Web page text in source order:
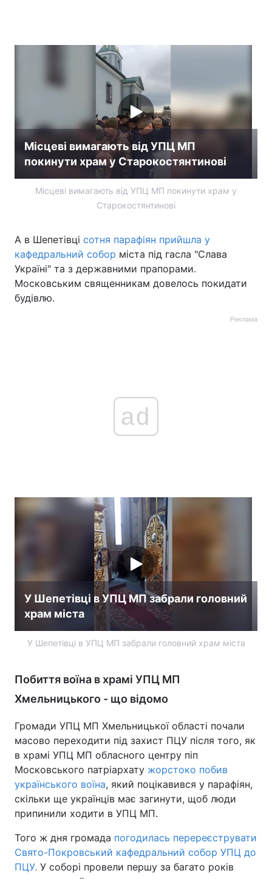
Місцеві вимагають від УПЦ МП
покинути храм у Старокостянтинові
Місцеві вимагають від УПЦ МП покинути храм у
Старокостянтинові
А в Шепетівці сотня парафіян прийшла у
кафедральний собор міста під гасла "Слава
Україні" та з державними прапорами.
Московським священникам довелось покидати
будівлю.
Реклама
ad
У Шепетівці в УПЦ МП забрали головний
храм міста
У Шепетівці в УПЦ МП забрали головний храм міста
Побиття воїна в храмі УПЦ МП
Хмельницького - що відомо
Громади УПЦ МП Хмельницької області почали
масово переходити під захист ПЦУ після того, як
в храмі УПЦ МП обласного центру піп
Московського патріархату жорстоко побив
українського воїна, який поцікавився у парафіян,
скільки ще українців має загинути, щоб люди
припинили ходити в УПЦ МП.
Того ж дня громада погодилась перереєструвати
Свято-Покровський кафедральний собор УПЦ до
ПЦУ. У соборі провели першу за багато років